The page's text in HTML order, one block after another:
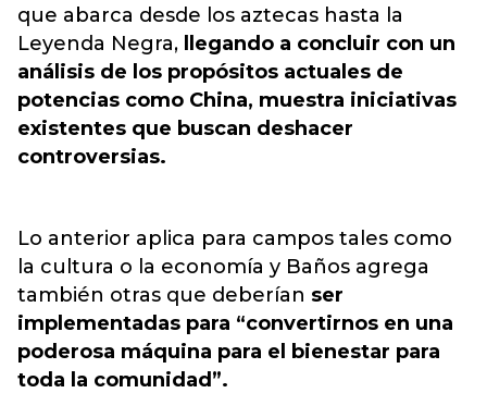
que abarca desde los aztecas hasta la
Leyenda Negra,
llegando a concluir con un
análisis de los propósitos actuales de
potencias como China, muestra iniciativas
existentes que buscan deshacer
controversias.
Lo anterior aplica para campos tales como
la cultura o la economía y Baños agrega
también otras que deberían ser
implementadas para “convertirnos en una
poderosa máquina para el bienestar para
toda la comunidad”.